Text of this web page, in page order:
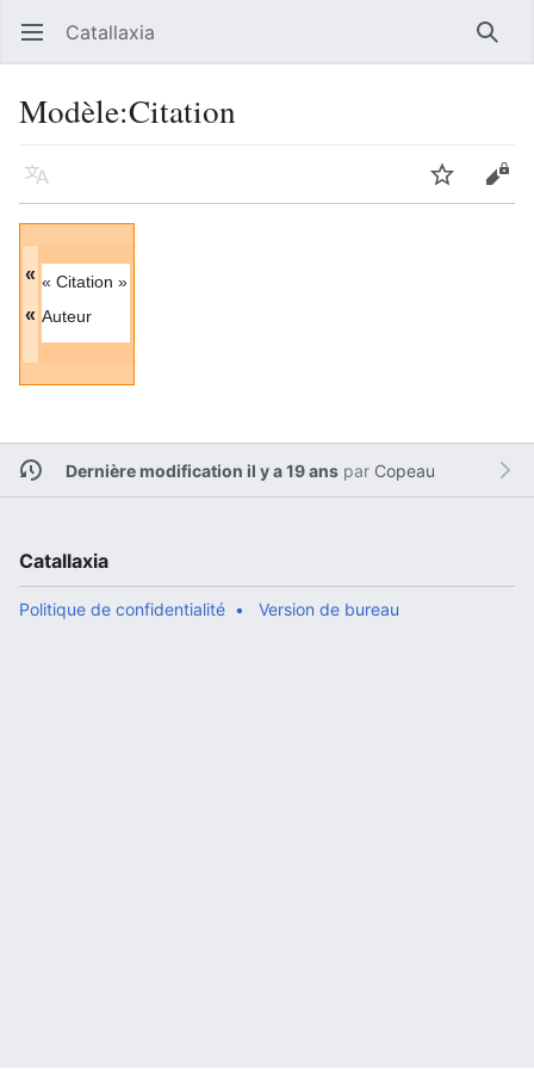
Ouvrir le menu principal Catallaxia
Modèle:Citation
Langue Suivre
«
«
« Citation »
Auteur
Dernière modification il y a 19 anspar Copeau
Catallaxia
Politique de confidentialité Version de bureau